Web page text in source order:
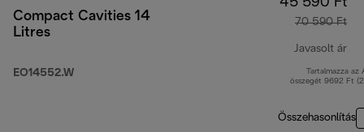
Compact Cavities 14
Litres
EO14552.W
45 590 Ft
70 590 Ft
Javasolt ár
Tartalmazza az
összegét 9692 Ft
Összehasonlítás